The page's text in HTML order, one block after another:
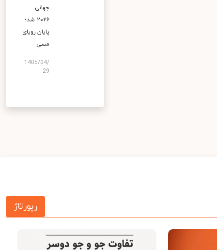
جهانی
۲۰۲۶ شد؛
پایان رویای
مسی
1405/04/
29
رپورتاژ